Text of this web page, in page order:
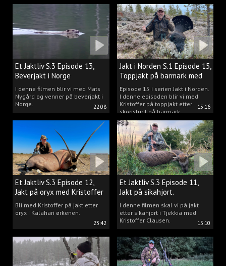
22:08
Et Jaktliv S.3 Episode 13,
Beverjakt i Norge
I denne filmen blir vi med Mats
Nygård og venner på beverjakt i
Norge.
15:16
Jakt i Norden S.1 Episode 15,
Toppjakt på barmark med
Kristoffer Clausen
Episode 15 i serien Jakt i Norden.
I denne episoden blir vi med
Kristoffer på toppjakt etter
skogsfugl på barmark.
23:42
Et Jaktliv S.3 Episode 12,
Jakt på oryx med Kristoffer
Clausen
Bli med Kristoffer på jakt etter
oryx i Kalahari ørkenen.
15:10
Et Jaktliv S.3 Episode 11,
Jakt på sikahjort.
I denne filmen skal vi på jakt
etter sikahjort i Tjekkia med
Kristoffer Clausen.